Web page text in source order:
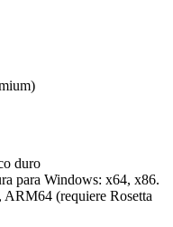
duro
para Windows: x64, x86.
(requiere Rosetta